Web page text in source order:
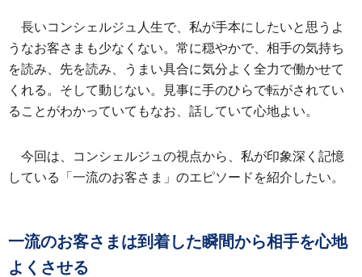
長いコンシェルジュ人生で、私が手本にしたいと思うよ
うなお客さまも少なくない。常に穏やかで、相手の気持ち
を読み、先を読み、うまい具合に気分よく全力で働かせて
くれる。そして動じない。見事に手のひらで転がされてい
ることがわかっていてもなお、話していて心地よい。
今回は、コンシェルジュの視点から、私が印象深く記憶
している「一流のお客さま」のエピソードを紹介したい。
一流のお客さまは到着した瞬間から相手を心地
よくさせる